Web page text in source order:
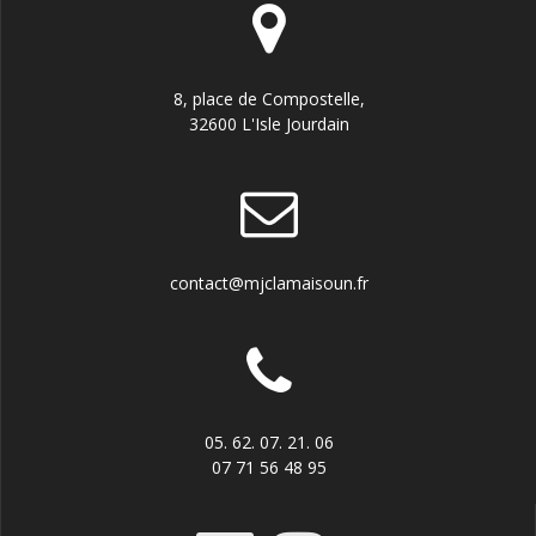
8, place de Compostelle,
32600 L'Isle Jourdain
contact@mjclamaisoun.fr
05. 62. 07. 21. 06
07 71 56 48 95